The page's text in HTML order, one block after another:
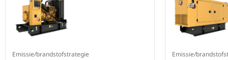
Emissie/brandstofstrategie Emissie/